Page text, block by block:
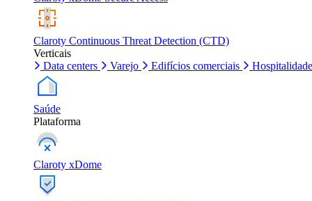
Claroty Continuous Threat Detection (CTD)
Verticais
Data centers
Varejo Edifícios comerciais Hospitalidade
Saúde
Plataforma
Claroty xDome